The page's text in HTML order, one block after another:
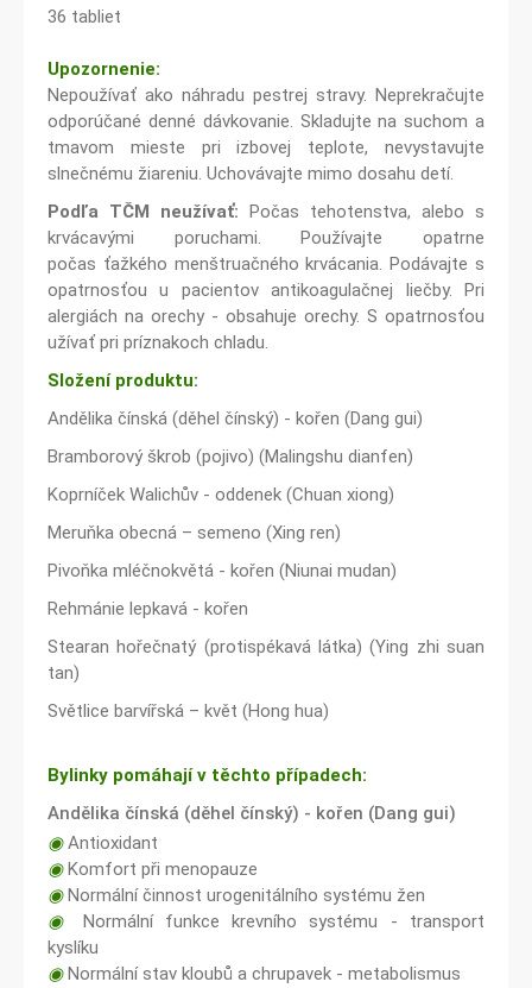
36 tabliet
Upozornenie:
Nepoužívať ako náhradu pestrej stravy. Neprekračujte
odporúčané denné dávkovanie. Skladujte na suchom a
tmavom mieste pri izbovej teplote, nevystavujte
slnečnému žiareniu. Uchovávajte mimo dosahu detí.
Podľa TČM neužívať: Počas tehotenstva, alebo s
krvácavými poruchami. Používajte opatrne
počas ťažkého menštruačného krvácania. Podávajte s
opatrnosťou u pacientov antikoagulačnej liečby. Pri
alergiách na orechy - obsahuje orechy. S opatrnosťou
užívať pri príznakoch chladu.
Složení produktu:
Andělika čínská (děhel čínský) - kořen (Dang gui)
Bramborový škrob (pojivo) (Malingshu dianfen)
Koprníček Walichův - oddenek (Chuan xiong)
Meruňka obecná – semeno (Xing ren)
Pivoňka mléčnokvětá - kořen (Niunai mudan)
Rehmánie lepkavá - kořen
Stearan hořečnatý (protispékavá látka) (Ying zhi suan
tan)
Světlice barvířská – květ (Hong hua)
Bylinky pomáhají v těchto případech:
Andělika čínská (děhel čínský) - kořen (Dang gui)
◉Antioxidant
◉Komfort při menopauze
◉Normální činnost urogenitálního systému žen
◉
Normální funkce krevního systému - transport
kyslíku
◉Normální stav kloubů a chrupavek - metabolismus